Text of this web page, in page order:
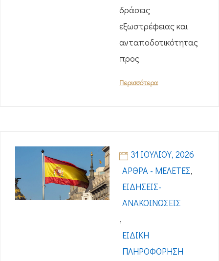
δράσεις
εξωστρέφειας και
ανταποδοτικότητας
προς
Περισσότερα
31 ΙΟΥΛΊΟΥ, 2026
ΆΡΘΡΑ - ΜΕΛΈΤΕΣ,
ΕΙΔΉΣΕΙΣ-
ΑΝΑΚΟΙΝΏΣΕΙΣ
,
ΕΙΔΙΚΉ
ΠΛΗΡΟΦΌΡΗΣΗ